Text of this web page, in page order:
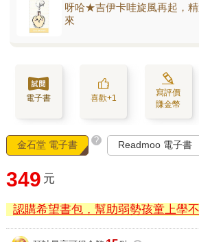
呀哈★吉伊卡哇旋風再起，
來
電子書 喜歡+1
寫評價
賺金幣
金石堂 電子書 ? Readmoo 電子書
349 元
認購希望書包，幫助弱勢孩童上學不